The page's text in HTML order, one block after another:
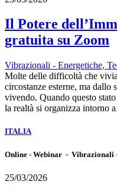
Il Potere
gratuita su Zoom
Vibrazionali - Energetiche,
Molte delle difficoltà che
circostanze esterne, ma dallo
vivendo. Quando questo
la realtà si organizza intorno
ITALIA
Online - Webinar - Vibrazionali
25/03/2026